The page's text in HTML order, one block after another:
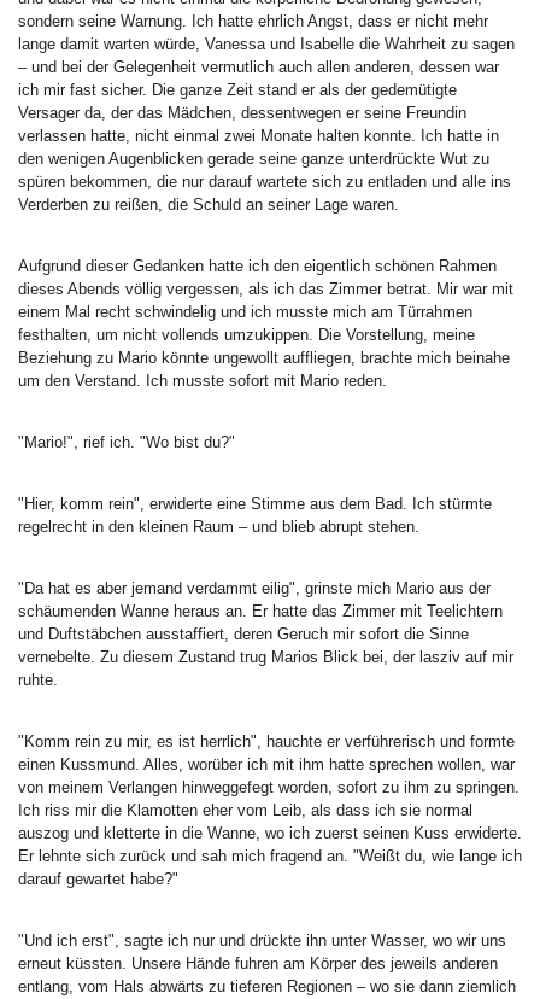
sondern seine Warnung. Ich hatte ehrlich Angst, dass er nicht mehr
lange damit warten würde, Vanessa und Isabelle die Wahrheit zu sagen
– und bei der Gelegenheit vermutlich auch allen anderen, dessen war
ich mir fast sicher. Die ganze Zeit stand er als der gedemütigte
Versager da, der das Mädchen, dessentwegen er seine Freundin
verlassen hatte, nicht einmal zwei Monate halten konnte. Ich hatte in
den wenigen Augenblicken gerade seine ganze unterdrückte Wut zu
spüren bekommen, die nur darauf wartete sich zu entladen und alle ins
Verderben zu reißen, die Schuld an seiner Lage waren.
Aufgrund dieser Gedanken hatte ich den eigentlich schönen Rahmen
dieses Abends völlig vergessen, als ich das Zimmer betrat. Mir war mit
einem Mal recht schwindelig und ich musste mich am Türrahmen
festhalten, um nicht vollends umzukippen. Die Vorstellung, meine
Beziehung zu Mario könnte ungewollt auffliegen, brachte mich beinahe
um den Verstand. Ich musste sofort mit Mario reden.
"Mario!", rief ich. "Wo bist du?"
"Hier, komm rein", erwiderte eine Stimme aus dem Bad. Ich stürmte
regelrecht in den kleinen Raum – und blieb abrupt stehen.
"Da hat es aber jemand verdammt eilig", grinste mich Mario aus der
schäumenden Wanne heraus an. Er hatte das Zimmer mit Teelichtern
und Duftstäbchen ausstaffiert, deren Geruch mir sofort die Sinne
vernebelte. Zu diesem Zustand trug Marios Blick bei, der lasziv auf mir
ruhte.
"Komm rein zu mir, es ist herrlich", hauchte er verführerisch und formte
einen Kussmund. Alles, worüber ich mit ihm hatte sprechen wollen, war
von meinem Verlangen hinweggefegt worden, sofort zu ihm zu springen.
Ich riss mir die Klamotten eher vom Leib, als dass ich sie normal
auszog und kletterte in die Wanne, wo ich zuerst seinen Kuss erwiderte.
Er lehnte sich zurück und sah mich fragend an. "Weißt du, wie lange ich
darauf gewartet habe?"
"Und ich erst", sagte ich nur und drückte ihn unter Wasser, wo wir uns
erneut küssten. Unsere Hände fuhren am Körper des jeweils anderen
entlang, vom Hals abwärts zu tieferen Regionen – wo sie dann ziemlich